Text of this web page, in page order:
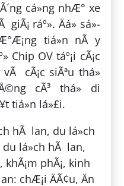
cá»ng nhÆ° xe
ráº». Äá» sá»­
tiá»n nÃ y
Chip OV táº¡i cÃ¡c
cÃ¡c siÃªu thá»
cÃ³ thá» di
tiá»n lá»£i.